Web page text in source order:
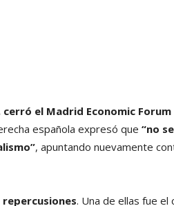
el Madrid Economic
española expresó que “no
, apuntando nuevamente
repercusiones. Una de ellas fue